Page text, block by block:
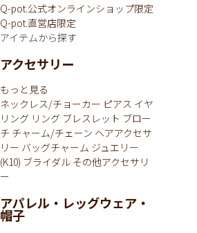
Q-pot.公式オンラインショップ限定
Q-pot.直営店限定
アイテムから探す
アクセサリー
もっと見る
ネックレス/チョーカー ピアス イヤ
リング リング ブレスレット ブロー
チ チャーム/チェーン ヘアアクセサ
リー バッグチャーム ジュエリー
(K10) ブライダル その他アクセサリ
ー
アパレル・レッグウェア・
帽子